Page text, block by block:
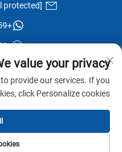
[email protected]
+86-159 63404599
+86-159 63404599
value your privacy
provide our services. If you
click Personalize cookies.